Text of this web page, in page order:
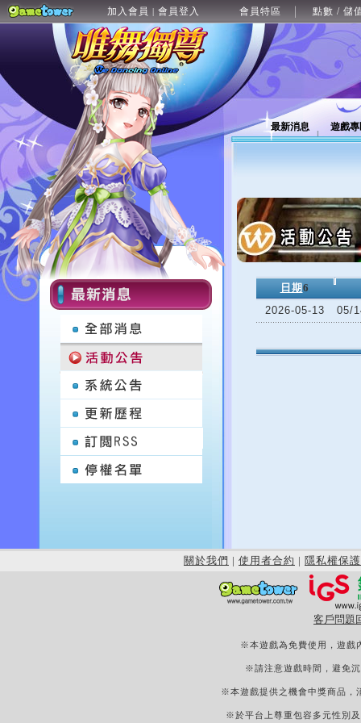
加入會員 | 會員登入 會員特區 點數 / 儲
最新消息 遊戲
日期 6
2026-05-13
05/
關於我們 | 使用者合約 | 隱私權保護
客戶問題
※本遊戲為免費使用，遊戲
※請注意遊戲時間，避免
※本遊戲提供之機會中獎商品，
※於平台上尊重包容多元性別